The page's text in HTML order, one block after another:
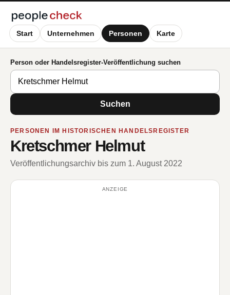
Start Unternehmen Personen Karte
Person oder Handelsregister-Veröffentlichung suchen
Suchen
PERSONEN IM HISTORISCHEN HANDELSREGISTER
Kretschmer Helmut
Veröffentlichungsarchiv bis zum 1. August 2022
ANZEIGE